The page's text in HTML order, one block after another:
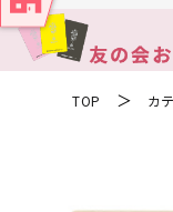
TOP ＞ カ